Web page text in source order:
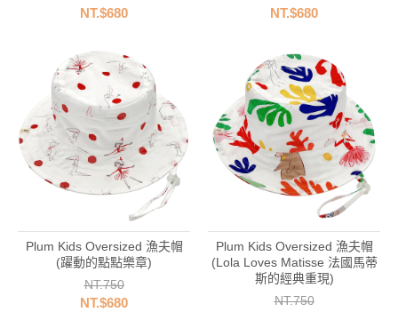
NT.$680 NT.$680
Plum Kids Oversized 漁夫帽
(躍動的點點樂章)
NT.750
NT.$680
Plum Kids Oversized 漁夫帽
(Lola Loves Matisse 法國馬蒂
斯的經典重現)
NT.750